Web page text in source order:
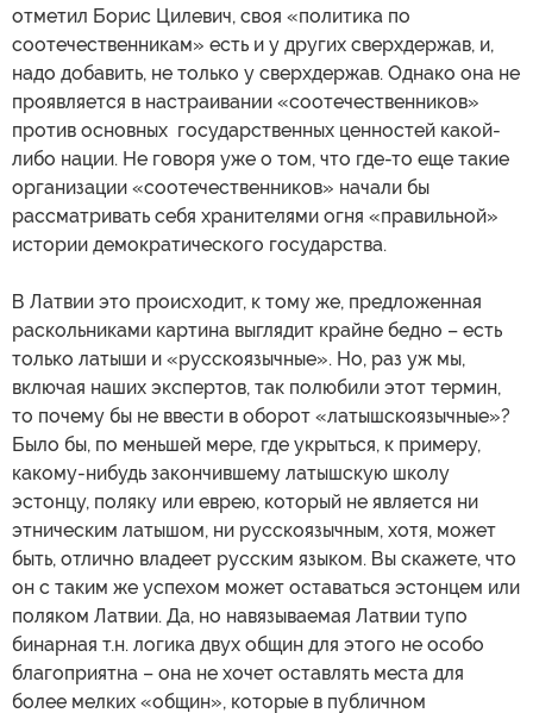
отметил Борис Цилевич, своя «политика по
соотечественникам» есть и у других сверхдержав, и,
надо добавить, не только у сверхдержав. Однако она не
проявляется в настраивании «соотечественников»
против основных государственных ценностей какой-
либо нации. Не говоря уже о том, что где-то еще такие
организации «соотечественников» начали бы
рассматривать себя хранителями огня «правильной»
истории демократического государства.
В Латвии это происходит, к тому же, предложенная
раскольниками картина выглядит крайне бедно – есть
только латыши и «русскоязычные». Но, раз уж мы,
включая наших экспертов, так полюбили этот термин,
то почему бы не ввести в оборот «латышскоязычные»?
Было бы, по меньшей мере, где укрыться, к примеру,
какому-нибудь закончившему латышскую школу
эстонцу, поляку или еврею, который не является ни
этническим латышом, ни русскоязычным, хотя, может
быть, отлично владеет русским языком. Вы скажете, что
он с таким же успехом может оставаться эстонцем или
поляком Латвии. Да, но навязываемая Латвии тупо
бинарная т.н. логика двух общин для этого не особо
благоприятна – она не хочет оставлять места для
более мелких «общин», которые в публичном